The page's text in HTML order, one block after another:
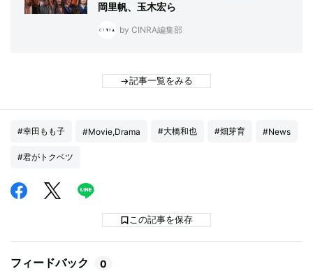
岡里帆、玉木宏ら
by CINRA編集部
記事一覧をみる
#幸田もも子 #Movie,Drama #大橋和也 #畑芽育 #News
#君がトクベツ
この記事を保存
フィードバック 0